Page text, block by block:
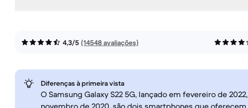
4,3/5 (14548 avaliações)
Diferenças à primeira vista
O Samsung Galaxy S22 5G, lançado em fevereiro de
novembro de 2020, são dois smartphones que